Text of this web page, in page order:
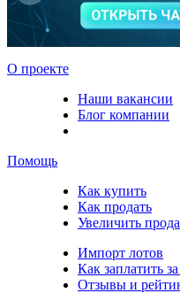
О проекте
Наши вакансии
Блог компании
Помощь
Как купить
Как продать
Увеличить
Импорт лотов
Как заплатить
Отзывы и